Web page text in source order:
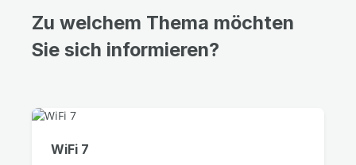
Zu welchem Thema möchten
Sie sich informieren?
WiFi 7